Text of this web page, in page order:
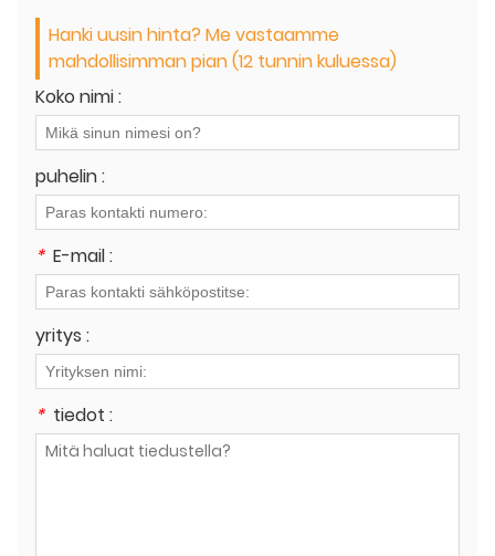
Hanki uusin hinta? Me vastaamme
mahdollisimman pian (12 tunnin kuluessa)
Koko nimi :
puhelin :
* E-mail :
yritys :
* tiedot :